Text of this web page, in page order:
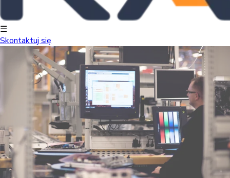
☰
Skontaktuj się